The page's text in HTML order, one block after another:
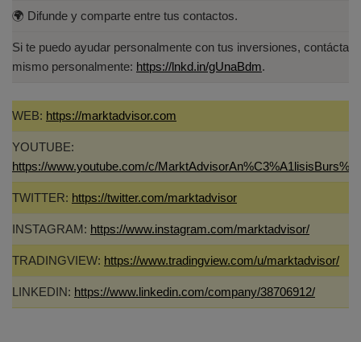
🌍 Difunde y comparte entre tus contactos.
Si te puedo ayudar personalmente con tus inversiones,
mismo personalmente: https://lnkd.in/gUnaBdm.
WEB: https://marktadvisor.com
YOUTUBE:
https://www.youtube.com/c/
TWITTER: https://twitter.com/marktadvisor
INSTAGRAM: https://www.instagram.com/marktadvisor/
TRADINGVIEW: https://www.tradingview.com/u/marktadvisor/
LINKEDIN: https://www.linkedin.com/company/38706912/